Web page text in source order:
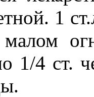
1
1/4 ст.